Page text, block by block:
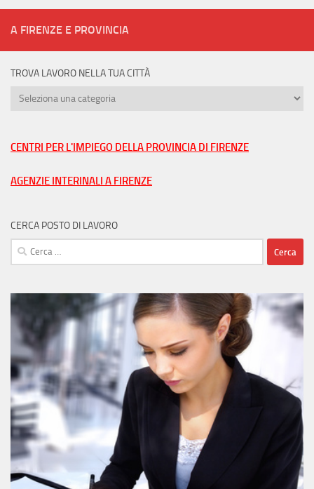
A FIRENZE E PROVINCIA
TROVA LAVORO NELLA TUA CITTÀ
Trova
tua
CENTRI PER L'IMPIEGO DELLA PROVINCIA DI FIRENZE
AGENZIE INTERINALI A FIRENZE
CERCA POSTO DI LAVORO
Ricerca
per: